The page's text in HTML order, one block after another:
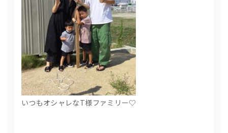
いつもオシャレなT様ファミリー♡